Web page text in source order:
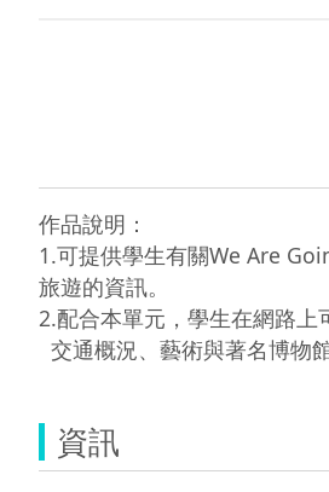
作品說明：
1.可提供學生有關We Are
旅遊的資訊。
2.配合本單元，學生在網路上
資訊